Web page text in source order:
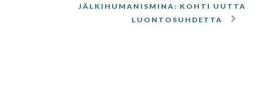
JÄLKIHUMANISMINA: KOHTI UUTTA
LUONTOSUHDETTA